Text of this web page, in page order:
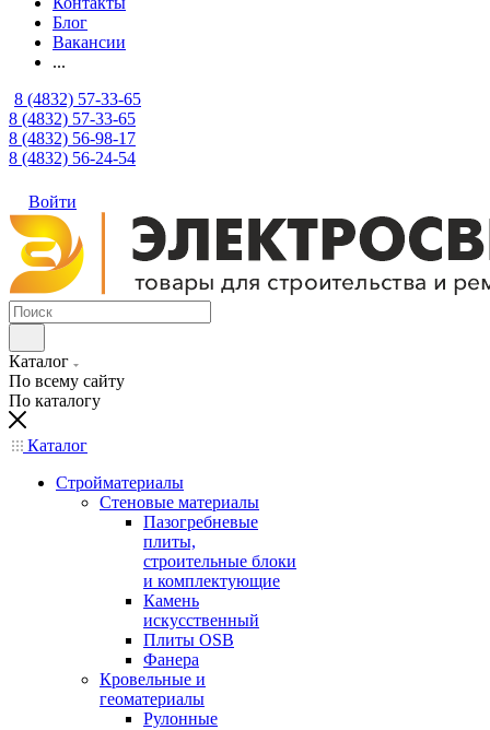
Блог
Вакансии
...
8 (4832) 57-33-65
8 (4832) 57-33-65
8 (4832) 56-98-17
8 (4832) 56-24-54
Войти
Каталог
По всему сайту
По каталогу
Каталог
Стройматериалы
Стеновые материалы
Пазогребневые
плиты,
строительные блоки
и комплектующие
Камень
искусственный
Плиты OSB
Фанера
Кровельные и
геоматериалы
Рулонные